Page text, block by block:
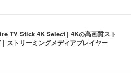
TV Stick 4K Select | 4Kの高画質スト
| ストリーミングメディアプレイヤー